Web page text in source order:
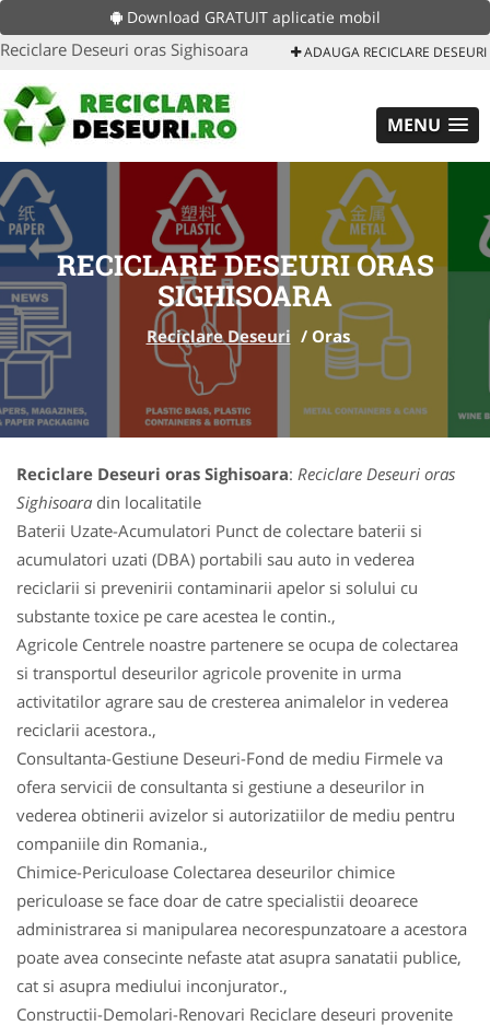
Download GRATUIT aplicatie mobil
Reciclare Deseuri oras Sighisoara ADAUGA RECICLARE DESEURI
MENU
RECICLARE DESEURI ORAS
SIGHISOARA
Reciclare Deseuri / Oras
Reciclare Deseuri oras Sighisoara: Reciclare Deseuri oras
Sighisoara din localitatile
Baterii Uzate-Acumulatori Punct de colectare baterii si
acumulatori uzati (DBA) portabili sau auto in vederea
reciclarii si prevenirii contaminarii apelor si solului cu
substante toxice pe care acestea le contin.,
Agricole Centrele noastre partenere se ocupa de colectarea
si transportul deseurilor agricole provenite in urma
activitatilor agrare sau de cresterea animalelor in vederea
reciclarii acestora.,
Consultanta-Gestiune Deseuri-Fond de mediu Firmele va
ofera servicii de consultanta si gestiune a deseurilor in
vederea obtinerii avizelor si autorizatiilor de mediu pentru
companiile din Romania.,
Chimice-Periculoase Colectarea deseurilor chimice
periculoase se face doar de catre specialistii deoarece
administrarea si manipularea necorespunzatoare a acestora
poate avea consecinte nefaste atat asupra sanatatii publice,
cat si asupra mediului inconjurator.,
Constructii-Demolari-Renovari Reciclare deseuri provenite